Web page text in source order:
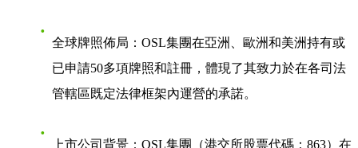
全球牌照佈局 ：OSL集團在亞洲、歐洲和美洲持有或
已申請50多項牌照和註冊，體現了其致力於在各司法
管轄區既定法律框架內運營的承諾。
上市公司背景 ：OSL集團（港交所股票代碼：863）在